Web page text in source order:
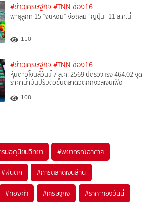
#ข่าวเศรษฐกิจ #TNN ช่อง16
พายุลูกที่ 15 “จันหอม” จ่อถล่ม “ญี่ปุ่น” 11 ส.ค.นี้
110
#ข่าวเศรษฐกิจ #TNN ช่อง16
หุ้นดาวโจนส์วันนี้ 7 ส.ค. 2569 ปิดร่วงแรง 464.02 จุด
ราคาน้ำมันปรับตัวขึ้นตลาดวิตกกังวลเงินเฟ้อ
108
รมอุตุนิยมวิทยา #พยากรณ์อากาศ
#ฝนตก #การตลาดเงินล้าน
#ทองคำ #เศรษฐกิจ #ราคาทองวันนี้